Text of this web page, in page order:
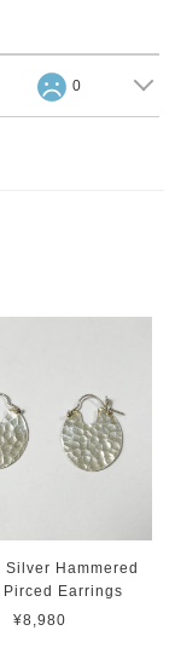
0
Silver Hammered
Pirced Earrings
¥8,980